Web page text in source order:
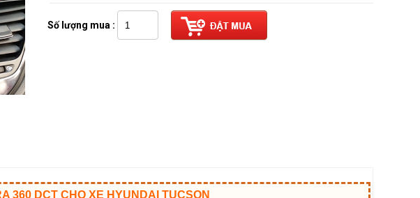
Số lượng mua :
360 DCT CHO XE HYUNDAI TUCSON